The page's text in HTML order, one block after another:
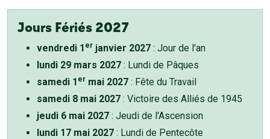
Jours Fériés 2027
vendredi 1 er janvier 2027 : Jour de l'an
lundi 29 mars 2027 : Lundi de Pâques
samedi 1 er mai 2027 : Fête du Travail
samedi 8 mai 2027 : Victoire des Alliés de 1945
jeudi 6 mai 2027 : Jeudi de l'Ascension
lundi 17 mai 2027 : Lundi de Pentecôte